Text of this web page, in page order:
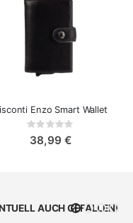
Enzo Smart Wallet
Rating:
38,99 €
AUCH GEFALLEN!